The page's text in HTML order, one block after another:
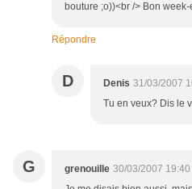
bouture ;o))<br /> Bon
Répondre
D Denis 31/03/2007
Tu en veux? Dis le
G grenouille 30/03/2007 19:40